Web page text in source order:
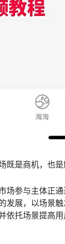
既是商机，也是
场参与主体正
发展，以场景
依托场景提高用